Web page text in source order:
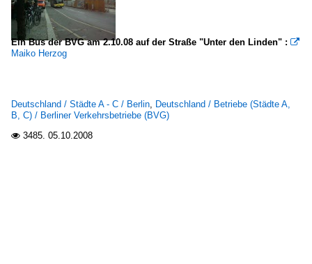
Ein Bus der BVG am 2.10.08 auf der Straße "Unter den Linden" : 
Maiko Herzog
Deutschland / Städte A - C / Berlin, Deutschland / Betriebe (Städte A,
B, C) / Berliner Verkehrsbetriebe (BVG)
 3485. 05.10.2008